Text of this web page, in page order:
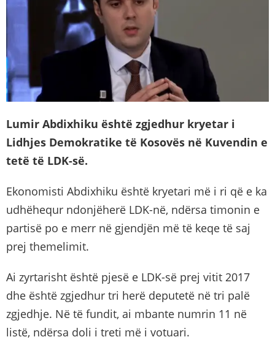
Lumir Abdixhiku është zgjedhur kryetar i
Lidhjes Demokratike të Kosovës në Kuvendin e
tetë të LDK-së.
Ekonomisti Abdixhiku është kryetari më i ri që e ka
udhëhequr ndonjëherë LDK-në, ndërsa timonin e
partisë po e merr në gjendjën më të keqe të saj
prej themelimit.
Ai zyrtarisht është pjesë e LDK-së prej vitit 2017
dhe është zgjedhur tri herë deputetë në tri palë
zgjedhje. Në të fundit, ai mbante numrin 11 në
listë, ndërsa doli i treti më i votuari.